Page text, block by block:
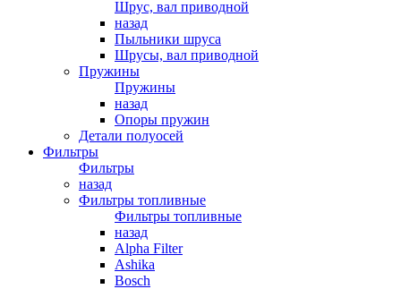
Шрус, вал приводной
назад
Пыльники шруса
Шрусы, вал приводной
Пружины
Пружины
назад
Опоры пружин
Детали полуосей
Фильтры
Фильтры
назад
Фильтры топливные
Фильтры топливные
назад
Alpha Filter
Ashika
Bosch